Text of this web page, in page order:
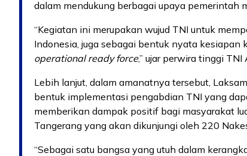
dalam mendukung berbagai upaya pemerintah
“Kegiatan ini merupakan wujud TNI untuk
Indonesia, juga sebagai bentuk nyata
operational ready force,” ujar perwira tinggi
Lebih lanjut, dalam amanatnya tersebut,
bentuk implementasi pengabdian TNI yang
memberikan dampak positif bagi masyarakat
Tangerang yang akan dikunjungi oleh 220
“Sebagai satu bangsa yang utuh dalam